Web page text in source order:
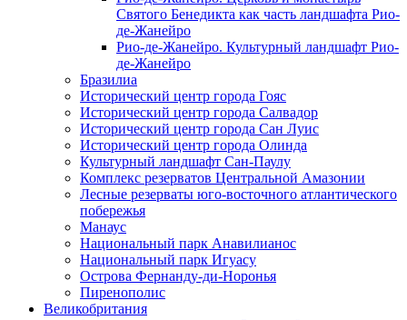
Святого Бенедикта как часть ландшафта Рио-
де-Жанейро
Рио-де-Жанейро. Культурный ландшафт Рио-
де-Жанейро
Бразилиа
Исторический центр города Гояс
Исторический центр города Салвадор
Исторический центр города Сан Луис
Исторический центр города Олинда
Культурный ландшафт Сан-Паулу
Комплекс резерватов Центральной Амазонии
Лесные резерваты юго-восточного атлантического
побережья
Манаус
Национальный парк Анавилианос
Национальный парк Игуасу
Острова Фернанду-ди-Норонья
Пиренополис
Великобритания